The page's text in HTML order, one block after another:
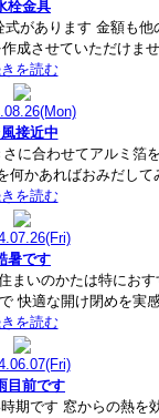
栓金具
あります 金額も
成させていただけ
を読む
(Mon)
接近中
合わせてアルミ
かあればおみだして
を読む
(Fri)
暑です
のかたは特にお
快適な開け閉めを
を読む
(Fri)
目前です
です 窓からの熱